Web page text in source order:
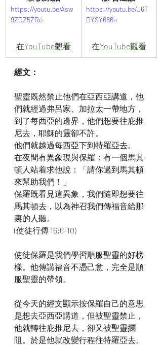
https://youtu.be/Asw
9ZOZ5ZRo
在YouTube觀看
https://youtu.be/J6T
DYSY666o
在YouTube觀看
經文：
聖靈既然禁止他們在亞西亞講道，他
們就經過弗呂家、加拉太一帶地方，
到了每西亞的邊界，他們想要往庇推
尼去，耶穌的靈卻不許。
他們就越過每西亞下到特羅亞去。
在夜間有異象現與保羅：有一個馬其
頓人站着求他說：「請你過到馬其頓
來幫助我們！」
保羅既看見這異象，我們隨即想要往
馬其頓去，以為神召我們傳福音給那
裏的人聽。
(使徒行傳 16:6-10)
使徒保羅是我們學習順服聖靈的好榜
樣。他傳講福音不憑己意，完全是順
服聖靈的帶領。
從今天的經文顯示按保羅自己的意思
是想去亞西亞講道，但被聖靈禁止，
他就轉往庇推尼去，卻又被聖靈攔
阻。於是他就改變行程往特羅亞去。